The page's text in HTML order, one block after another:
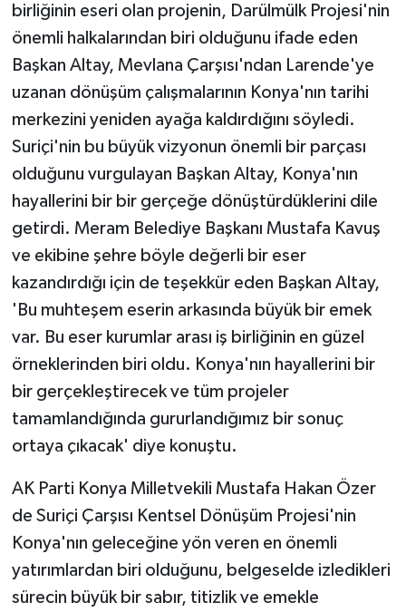
birliğinin eseri olan projenin, Darülmülk Projesi'nin
önemli halkalarından biri olduğunu ifade eden
Başkan Altay, Mevlana Çarşısı'ndan Larende'ye
uzanan dönüşüm çalışmalarının Konya'nın tarihi
merkezini yeniden ayağa kaldırdığını söyledi.
Suriçi'nin bu büyük vizyonun önemli bir parçası
olduğunu vurgulayan Başkan Altay, Konya'nın
hayallerini bir bir gerçeğe dönüştürdüklerini dile
getirdi. Meram Belediye Başkanı Mustafa Kavuş
ve ekibine şehre böyle değerli bir eser
kazandırdığı için de teşekkür eden Başkan Altay,
'Bu muhteşem eserin arkasında büyük bir emek
var. Bu eser kurumlar arası iş birliğinin en güzel
örneklerinden biri oldu. Konya'nın hayallerini bir
bir gerçekleştirecek ve tüm projeler
tamamlandığında gururlandığımız bir sonuç
ortaya çıkacak' diye konuştu.
AK Parti Konya Milletvekili Mustafa Hakan Özer
de Suriçi Çarşısı Kentsel Dönüşüm Projesi'nin
Konya'nın geleceğine yön veren en önemli
yatırımlardan biri olduğunu, belgeselde izledikleri
sürecin büyük bir sabır, titizlik ve emekle